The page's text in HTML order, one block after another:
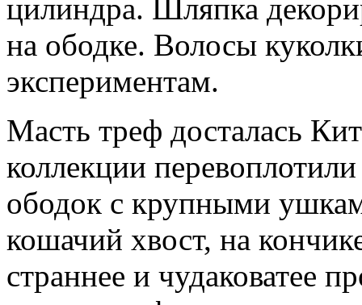
цилиндра. Шляпка
на ободке. Волосы
экспериментам.
Масть треф досталась
коллекции
ободок с крупными
кошачий хвост, на
страннее и чудаковатее